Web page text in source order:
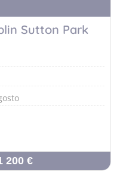
Sutton Park
200 €